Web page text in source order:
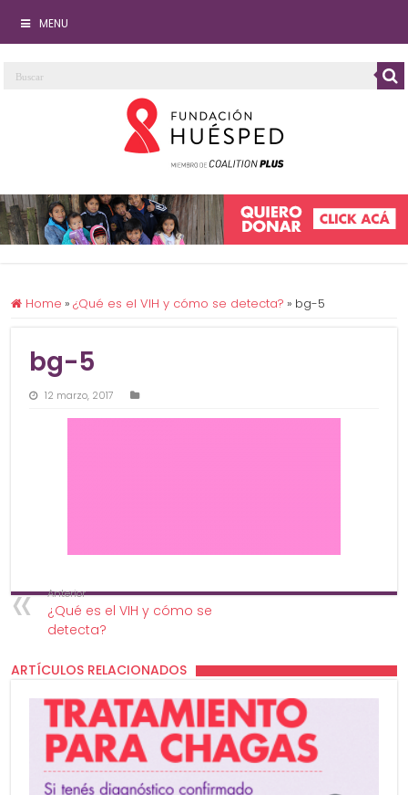
MENU
Home » ¿Qué es el VIH y cómo se detecta? » bg-5
bg-5
12 marzo, 2017
Anterior
¿Qué es el VIH y cómo se
detecta?
ARTÍCULOS RELACIONADOS